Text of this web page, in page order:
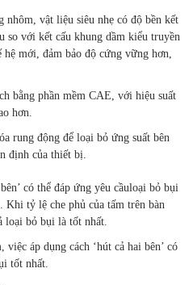
nhôm, vật liệu siêu nhẹ có độ bền kết
so với kết cấu khung dầm kiểu truyền
hệ mới, đảm bảo độ cứng vững hơn,
bằng phần mềm CAE, với hiệu suất
hơn.
rung động để loại bỏ ứng suất bên
định của thiết bị.
có thể đáp ứng yêu cầuloại bỏ bụi
Khi tỷ lệ che phủ của tấm trên bàn
loại bỏ bụi là tốt nhất.
áp dụng cách ‘hút cả hai bên’ có
tốt nhất.